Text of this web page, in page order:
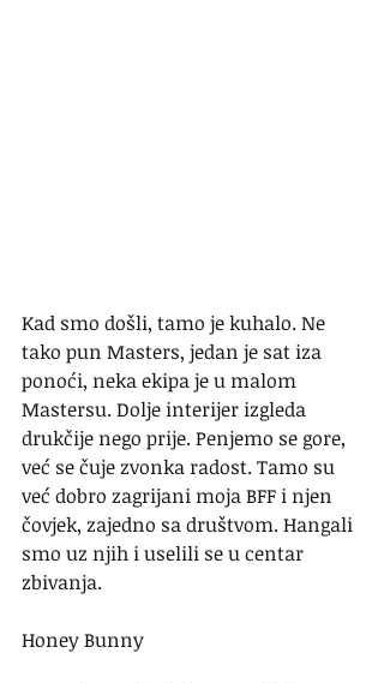
Kad smo došli, tamo je kuhalo. Ne
tako pun Masters, jedan je sat iza
ponoći, neka ekipa je u malom
Mastersu. Dolje interijer izgleda
drukčije nego prije. Penjemo se gore,
već se čuje zvonka radost. Tamo su
već dobro zagrijani moja BFF i njen
čovjek, zajedno sa društvom. Hangali
smo uz njih i uselili se u centar
zbivanja.
Honey Bunny